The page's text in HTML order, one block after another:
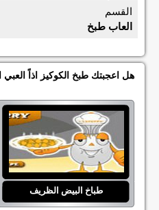
القسم
العاب طبخ
هل اعجبتك طبخ الكوكيز اذاً
طباخ البيض الظريف